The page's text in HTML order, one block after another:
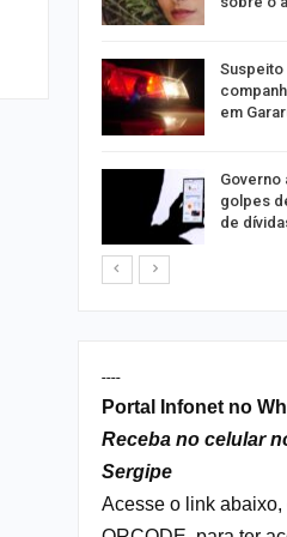
Suspeito
em
Governo
golpes
de
----
Portal Infonet no
Receba no celular
Sergipe
Acesse o link